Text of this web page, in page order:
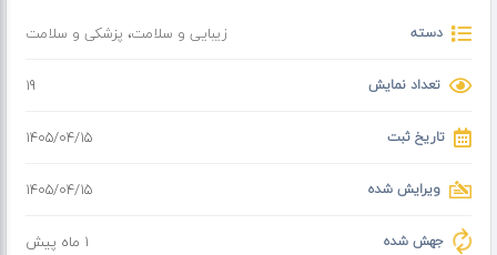
اند.
دسته زیبایی و سلامت، پزشکی و سلامت
تعداد نمایش 19
تاریخ ثبت ۱۴۰۵/۰۴/۱۵
ویرایش شده ۱۴۰۵/۰۴/۱۵
جهش شده 1 ماه پیش